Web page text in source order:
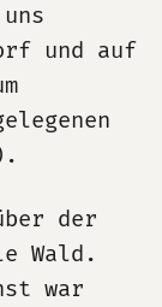
und auf
der
Wald.
war